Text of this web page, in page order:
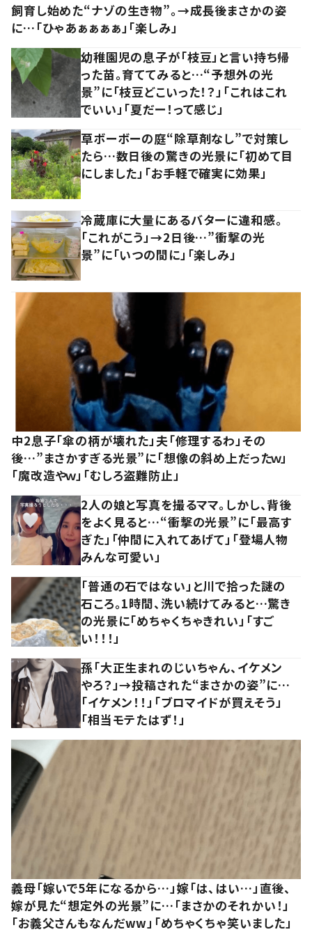
飼育し始めた“ナゾの生き物”。→成長後まさかの姿
に…「ひゃあぁぁぁぁ」「楽しみ」
幼稚園児の息子が「枝豆」と言い持ち帰
った苗。育ててみると…“予想外の光
景”に「枝豆どこいった！？」「これはこれ
でいい」「夏だー！って感じ」
草ボーボーの庭“除草剤なし”で対策し
たら…数日後の驚きの光景に「初めて目
にしました」「お手軽で確実に効果」
冷蔵庫に大量にあるバターに違和感。
「これがこう」→2日後…”衝撃の光
景”に「いつの間に」「楽しみ」
中2息子「傘の柄が壊れた」夫「修理するわ」その
後…”まさかすぎる光景”に「想像の斜め上だったｗ」
「魔改造やｗ」「むしろ盗難防止」
2人の娘と写真を撮るママ。しかし、背後
をよく見ると…“衝撃の光景”に「最高す
ぎた」「仲間に入れてあげて」「登場人物
みんな可愛い」
「普通の石ではない」と川で拾った謎の
石ころ。1時間、洗い続けてみると…驚き
の光景に「めちゃくちゃきれい」「すご
い！！！」
孫「大正生まれのじいちゃん、イケメン
やろ？」→投稿された“まさかの姿”に…
「イケメン！！」「ブロマイドが買えそう」
「相当モテたはず！」
義母「嫁いで5年になるから…」嫁「は、はい…」直後、
嫁が見た“想定外の光景”に…「まさかのそれかい！」
「お義父さんもなんだww」「めちゃくちゃ笑いました」